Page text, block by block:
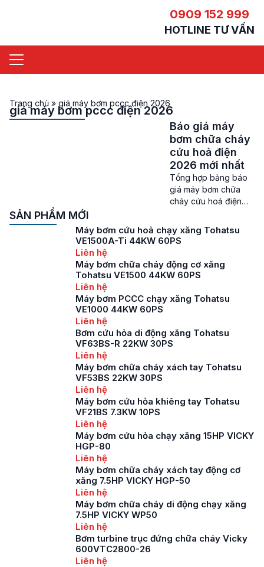
0909 152 999
HOTLINE TƯ VẤN
Trang chủ » giá máy bơm pccc điện 2026
giá máy bơm pccc điện 2026
Báo giá máy
bơm chữa cháy
cứu hoả điện
2026 mới nhất
Tổng hợp bảng báo
giá máy bơm chữa
cháy cứu hoả điện
máy bơm chữa cháy
cứu hoả điện – Các
chữa cháy trên thị
trường hiện nay có
dựa theo nguồn
cháy […]
SẢN PHẨM MỚI
Máy bơm cứu hoả chạy xăng Tohatsu
VE1500A-Ti 44KW 60PS
Liên hệ
Máy bơm chữa cháy động cơ xăng
Tohatsu VE1500 44KW 60PS
Liên hệ
Máy bơm PCCC chạy xăng Tohatsu
VE1000 44KW 60PS
Liên hệ
Bơm cứu hỏa di động xăng Tohatsu
VF63BS-R 22KW 30PS
Liên hệ
Máy bơm chữa cháy xách tay Tohatsu
VF53BS 22KW 30PS
Liên hệ
Máy bơm cứu hỏa khiêng tay Tohatsu
VF21BS 7.3KW 10PS
Liên hệ
Máy bơm cứu hỏa chạy xăng 15HP VICKY
HGP-80
Liên hệ
Máy bơm chữa cháy xách tay động cơ
xăng 7.5HP VICKY HGP-50
Liên hệ
Máy bơm chữa cháy di động chạy xăng
7.5HP VICKY WP50
Liên hệ
Bơm turbine trục đứng chữa cháy Vicky
600VTC2800-26
Liên hệ